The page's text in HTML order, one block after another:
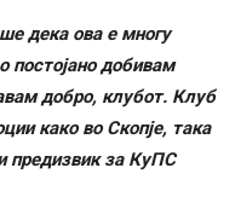
дека ова е многу
постојано добивам
добро, клубот. Клуб
како во Скопје, така
предизвик за КуПС